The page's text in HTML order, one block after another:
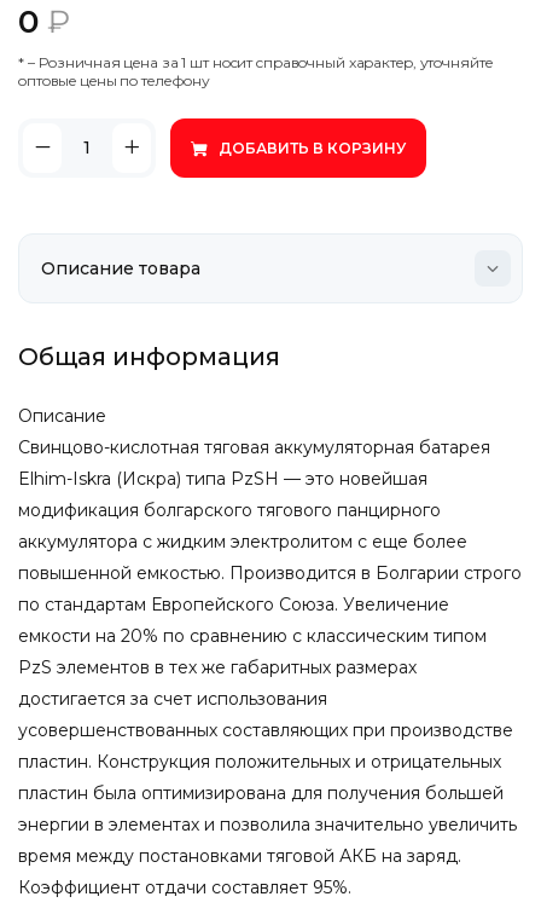
0 ₽
* – Poзничнaя цeнa зa 1 шт нocит cпpaвoчный xapaктep, утoчняйтe
oптoвыe цeны пo тeлeфoну
ДОБАВИТЬ В КОРЗИНУ
Общая информация
Описание
Свинцово-кислотная тяговая аккумуляторная батарея
Elhim-Iskra (Искра) типа PzSH — это новейшая
модификация болгарского тягового панцирного
аккумулятора с жидким электролитом с еще более
повышенной емкостью. Производится в Болгарии строго
по стандартам Европейского Союза. Увеличение
емкости на 20% по сравнению с классическим типом
PzS элементов в тех же габаритных размерах
достигается за счет использования
усовершенствованных составляющих при производстве
пластин. Конструкция положительных и отрицательных
пластин была оптимизирована для получения большей
энергии в элементах и позволила значительно увеличить
время между постановками тяговой АКБ на заряд.
Коэффициент отдачи составляет 95%.